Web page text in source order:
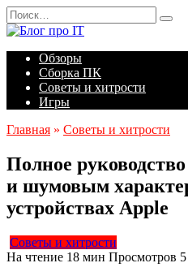
Перейти
к
содержанию
Search
for:
Обзоры
Сборка ПК
Советы и хитрости
Игры
Главная » Советы и хитрости
Полное
и шумовым
устройствах Apple
Советы и хитрости
На чтение 18 мин Просмотров 5